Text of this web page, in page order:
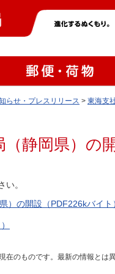
らせ・プレスリリース > 東海支
（静岡県）の
い。
）の開設（PDF226kバイト
在のものです。最新の情報とは